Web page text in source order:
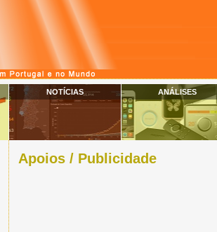
NOTÍCIAS ANÁLISES
Apoios / Publicidade